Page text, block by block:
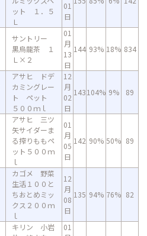
ット １．５
Ｌ
01
日
サントリー
黒烏龍茶 １
Ｌ×２
01
月
13
日
144 93% 18% 834
アサヒ ドデ
カミングレー
ト ペット
５００ｍｌ
12
月
02
日
143104% 9% 89
アサヒ 三ツ
矢サイダーま
る搾りももペ
ット５００ｍ
ｌ
01
月
05
日
142 90% 50% 89
カゴメ 野菜
生活１００と
ちおとめミッ
クス２００ｍ
ｌ
12
月
08
日
135 94% 76% 82
キリン 小岩
01